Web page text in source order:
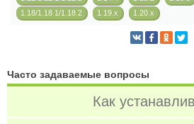
1.18/1.18.1/1.18.2
1.19.x 1.20.x
Часто задаваемые вопросы
Как